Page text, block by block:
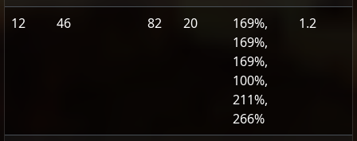
12 46 82 20
169%,
169%,
169%,
100%,
211%,
266%
1.2